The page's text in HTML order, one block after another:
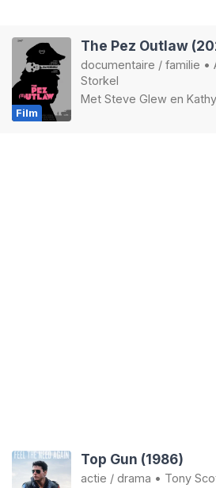
Film
The Pez Outlaw
documentaire / familie •
Storkel
Met Steve Glew en
Top Gun (1986)
actie / drama • Tony